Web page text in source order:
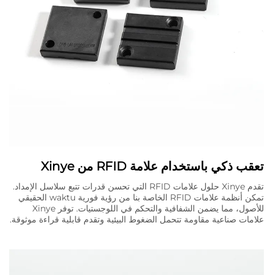
تعقب ذكي باستخدام علامة RFID من Xinye
تقدم Xinye حلول علامات RFID التي تحسن قدرات تتبع سلاسل الإمداد.
تمكن أنظمة علامات RFID الخاصة بنا من رؤية فورية waktu الحقيقي
للأصول، مما يضمن الشفافية والتحكم في اللوجستيات. توفر Xinye
علامات صناعية مقاومة تتحمل الضغوط البيئية وتقدم قابلية قراءة موثوقة.